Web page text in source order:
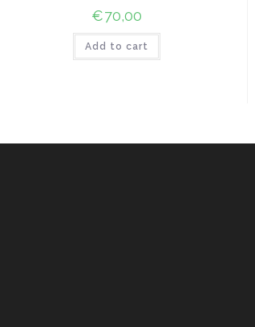
€70,00
Add to cart